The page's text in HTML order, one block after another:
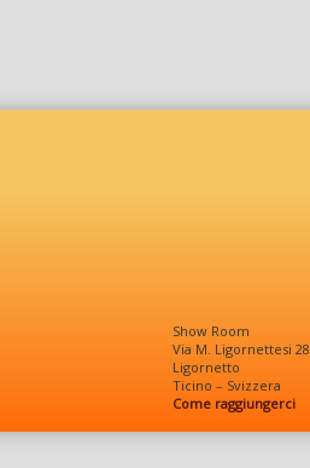
Show Room
Via M. Ligornettesi 28
Ligornetto
Ticino – Svizzera
Come raggiungerci